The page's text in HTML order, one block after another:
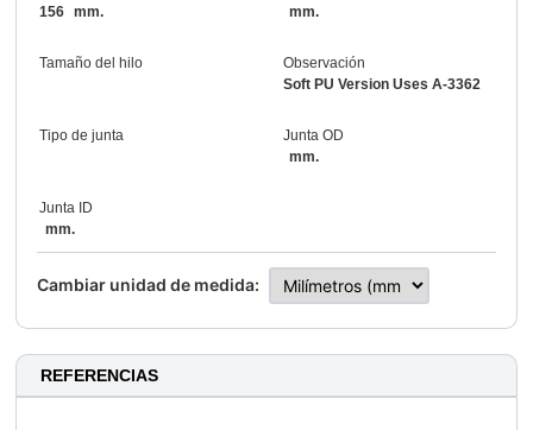
156 mm.
mm.
Tamaño del hilo
Observación
Soft PU Version Uses A-3362
Tipo de junta
Junta OD
mm.
Junta ID
mm.
Cambiar unidad de medida:
REFERENCIAS